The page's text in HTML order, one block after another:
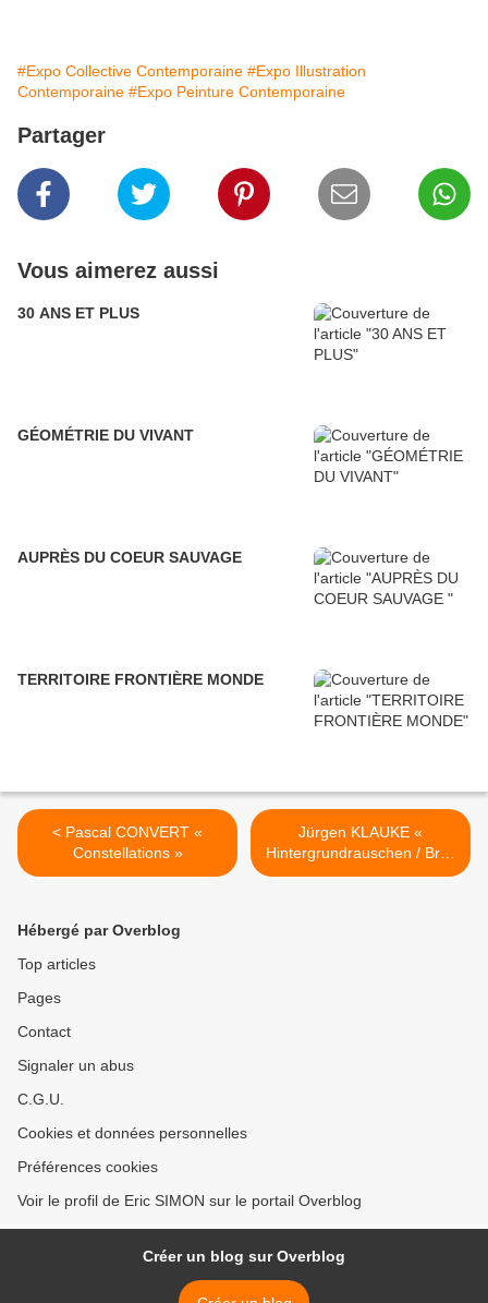
#Expo Collective Contemporaine #Expo Illustration
Contemporaine #Expo Peinture Contemporaine
Partager
Vous aimerez aussi
30 ANS ET PLUS
GÉOMÉTRIE DU VIVANT
AUPRÈS DU COEUR SAUVAGE
TERRITOIRE FRONTIÈRE MONDE
< Pascal CONVERT «
Constellations »
Jürgen KLAUKE «
Hintergrundrauschen / Bruit
de fond » >
Hébergé par Overblog
Top articles
Pages
Contact
Signaler un abus
C.G.U.
Cookies et données personnelles
Préférences cookies
Voir le profil de Eric SIMON sur le portail Overblog
Créer un blog sur Overblog